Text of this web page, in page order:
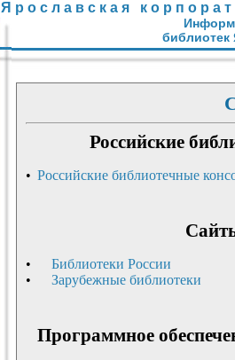
Я р о с л а в с к а я к о р п о р а
библиотек
Российские
• Российские библиотечные
•
Библиотеки России
•
Зарубежные библиотеки
Программное